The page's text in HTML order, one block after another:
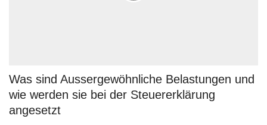
Was sind Aussergewöhnliche Belastungen und
wie werden sie bei der Steuererklärung
angesetzt